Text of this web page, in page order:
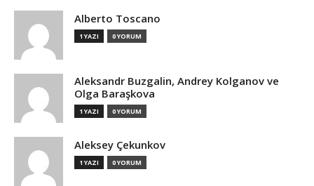
Alberto Toscano
1 YAZI 0 YORUM
Aleksandr Buzgalin, Andrey Kolganov ve
Olga Baraşkova
1 YAZI 0 YORUM
Aleksey Çekunkov
1 YAZI 0 YORUM